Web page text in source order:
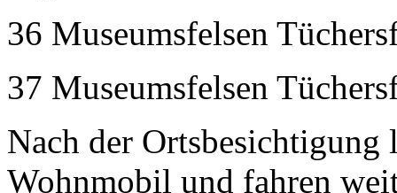
36 Museumsfelsen
37 Museumsfelsen
Nach der
Wohnmobil und fahren